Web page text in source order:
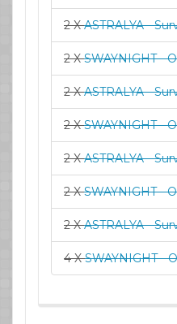
2 XASTRALYA -
2 XSWAYNIGHT -
2 XASTRALYA -
2 XSWAYNIGHT -
2 XASTRALYA -
2 XSWAYNIGHT -
2 XASTRALYA -
4 XSWAYNIGHT -